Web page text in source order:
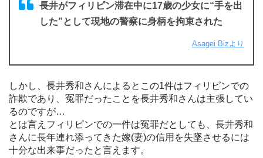
長井がフィリピン滞在中に17歳の少女に“手を出
した”として現地の警察に身柄を拘束された
Asagei Bizより
しかし、長井秀和さんによるとこの1件はフィリピンでの
詐欺であり、冤罪だったことを長井秀和さんは主張してい
るのですが…
とは言えフィリピンでの一件は冤罪だとしても、長井秀和
さんに長年連れ添ってきた嫁(妻)の信用を失墜させるには
十分な出来事だったと言えます。